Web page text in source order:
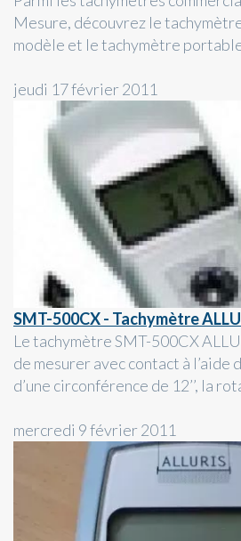
Mesure, découvrez le
modèle et le tachymètre
jeudi 17 février 2011
SMT-500CX - Tachymètre
Le tachymètre SMT-500CX
de mesurer avec contact à l’aide
d’une circonférence de 12’’, la
mercredi 9 février 2011